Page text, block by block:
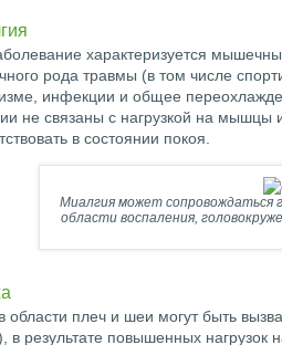
характеризуется
рода травмы (в том числе
инфекции и общее
не связаны с нагрузкой на
в состоянии покоя.
Миалгия может
области воспаления,
области плеч и шеи могут быть
в результате повышенных нагрузок